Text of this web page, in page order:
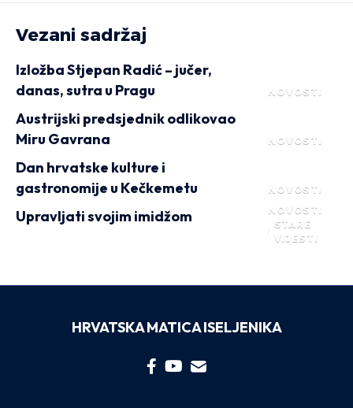
Vezani sadržaj
NOVOSTI
Izložba Stjepan Radić – jučer,
danas, sutra u Pragu
NOVOSTI
Austrijski predsjednik odlikovao
Miru Gavrana
NOVOSTI
Dan hrvatske kulture i
gastronomije u Kečkemetu
NOVOSTI
STARE
VIJESTI
Upravljati svojim imidžom
HRVATSKA MATICA ISELJENIKA